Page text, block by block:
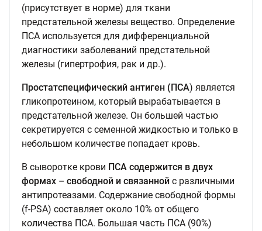
(присутствует в норме) для ткани
предстательной железы вещество. Определение
ПСА используется для дифференциальной
диагностики заболеваний предстательной
железы (гипертрофия, рак и др.).
Простатспецифический антиген (ПСА) является
гликопротеином, который вырабатывается в
предстательной железе. Он большей частью
секретируется с семенной жидкостью и только в
небольшом количестве попадает кровь.
В сыворотке крови ПСА содержится в двух
формах – свободной и связанной с различными
антипротеазами. Содержание свободной формы
(f-PSA) составляет около 10% от общего
количества ПСА. Большая часть ПСА (90%)